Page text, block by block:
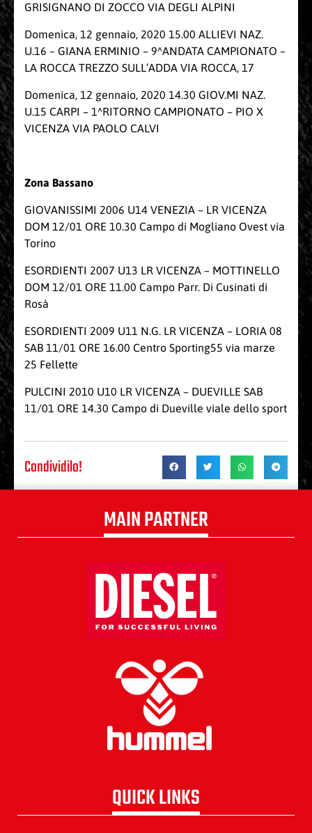
GRISIGNANO DI ZOCCO VIA DEGLI ALPINI
Domenica, 12 gennaio, 2020 15.00 ALLIEVI NAZ.
U.16 – GIANA ERMINIO – 9^ANDATA CAMPIONATO –
LA ROCCA TREZZO SULL’ADDA VIA ROCCA, 17
Domenica, 12 gennaio, 2020 14.30 GIOV.MI NAZ.
U.15 CARPI – 1^RITORNO CAMPIONATO – PIO X
VICENZA VIA PAOLO CALVI
Zona Bassano
GIOVANISSIMI 2006 U14 VENEZIA – LR VICENZA
DOM 12/01 ORE 10.30 Campo di Mogliano Ovest via
Torino
ESORDIENTI 2007 U13 LR VICENZA – MOTTINELLO
DOM 12/01 ORE 11.00 Campo Parr. Di Cusinati di
Rosà
ESORDIENTI 2009 U11 N.G. LR VICENZA – LORIA 08
SAB 11/01 ORE 16.00 Centro Sporting55 via marze
25 Fellette
PULCINI 2010 U10 LR VICENZA – DUEVILLE SAB
11/01 ORE 14.30 Campo di Dueville viale dello sport
Condividilo!
MAIN PARTNER
QUICK LINKS